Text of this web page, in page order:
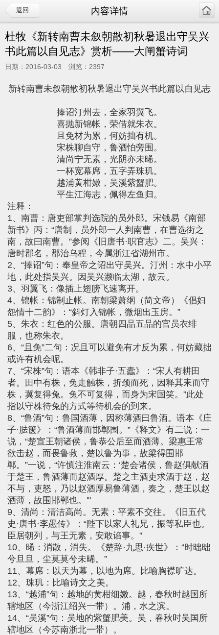
内容详情
返回
杜牧《新转南曹未叙朝散初秋暑退出守吴兴
书此篇以自见志》赏析——大闸蟹诗词
日期：2016-03-03 浏览：2397
新转南曹未叙朝散初秋暑退出守吴兴书此篇以自见志
捧诏汀州去，全家羽翼飞。
喜抛新锦帐，荣借就朱衣。
且免材为累，何妨拙有机。
宋株聊自守，鲁酒怕旁围。
清尚宁无素，光阴亦未晞。
一杯宽幕席，五字弄珠玑。
越浦黄柑嫩，吴溪紫蟹肥。
平生江海志，佩得左鱼归。
注释：
1、南曹：唐吏部掌判选院的员外郎。宋钱易《南部
新书》丙：“唐制，员外郎一人判南曹，在曹选街之
南，故曰南曹。”参阅《旧唐书·职官志》二。吴兴：
唐时郡名，郡治乌程，今属浙江省湖州市。
2、“捧诏”句：奉皇帝之诏出守吴兴。汀州：水中小平
地，此处指吴兴。因吴兴濒临太湖，故云。
3、羽翼飞：像插上翅膀飞速离开。
4、锦帐：锦制止帐。南朝梁萧纲（简文帝）《倡妇
怨情十二韵》：“斜灯入锦帐，微烟出玉房。”
5、朱衣：红色的公服。唐朝四品五品的官员衣绯
服，也称朱衣。
6、“且免”二句：况且可以避免有才反为累，何妨藏拙
或许有机会呢。
7、“宋株”句：语本《韩非子·五蠹》：“宋人有耕田
者。田中有株，兔走触株，折颈而死，因释其耒而守
株，冀复得兔。兔不可复得，而身为宋国笑。”此处
指以守株待兔的方式等待机会的到来。
8、“鲁酒”句：鲁国酒薄，因称薄酒曰鲁酒。语本《庄
子·胠箧》：“鲁酒薄而邯郸围。”《释文》有二说：一
说，“楚宣王朝诸侯，鲁恭公后至而酒薄。梁惠王常
欲击赵，而畏鲁救，楚以鲁为事，故梁得围邯
郸。”一说，“许慎注淮南云：‘楚会诸侯，鲁赵俱献酒
于楚王，鲁酒薄而赵酒厚。楚之主酒吏求酒于赵，赵
不与，吏怒，乃以赵酒厚易鲁薄酒，奏之，楚王以赵
酒薄，故围邯郸也。'"
9、清尚：清洁高尚。无素：平素不交往。《旧五代
史·唐书·李愚传》：“陛下以家人礼兄，振等私臣也。
臣居朝列，与王无素，安敢谄事。”
10、晞：消散，消失。《楚辞·九思·疾世》：“时昢昢
兮旦旦，尘莫莫兮未晞。”
11、幕席：以天为幕，以地为席。比喻胸襟旷达。
12、珠玑：比喻诗文之美。
13、“越浦”句：越地的黄柑细嫩。越，春秋时越国所
辖地区（今浙江绍兴一带）。浦，水之滨。
14、“吴溪”句：吴地的紫蟹肥美。吴，春秋时吴国所
辖地区（今苏南浙北一带）。